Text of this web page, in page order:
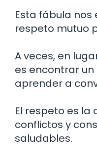
Esta fábula nos
respeto mutuo
A veces, en
es encontrar
aprender a
El respeto es la
conflictos y
saludables.